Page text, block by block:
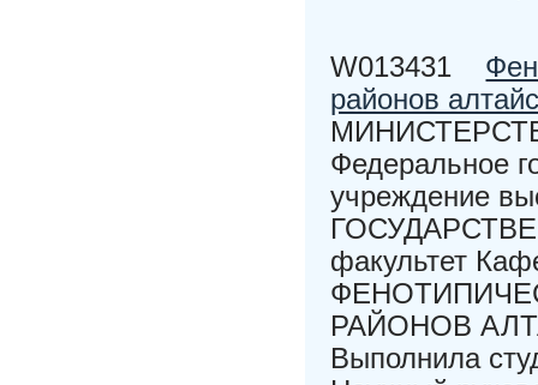
W013431
районов
Федеральное
учреждение
факультет
РАЙОНОВ
Выполнила